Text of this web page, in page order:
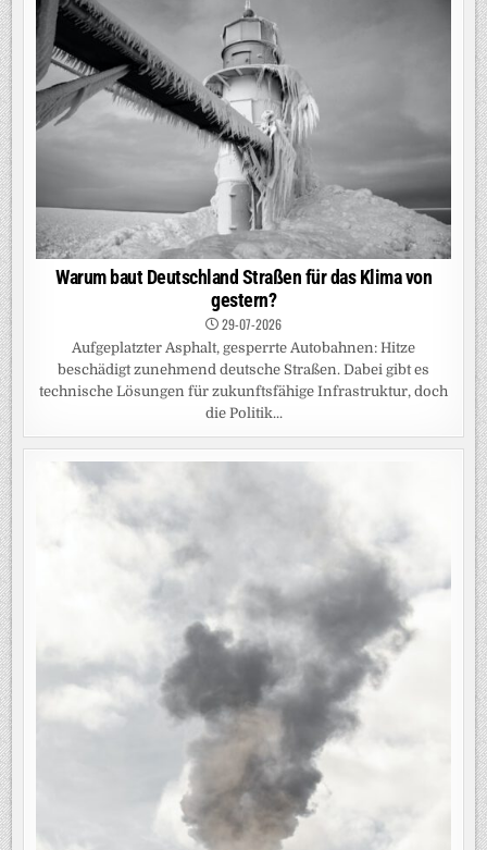
Warum baut Deutschland Straßen für das Klima von
gestern?
29-07-2026
Aufgeplatzter Asphalt, gesperrte Autobahnen: Hitze
beschädigt zunehmend deutsche Straßen. Dabei gibt es
technische Lösungen für zukunftsfähige Infrastruktur, doch
die Politik...